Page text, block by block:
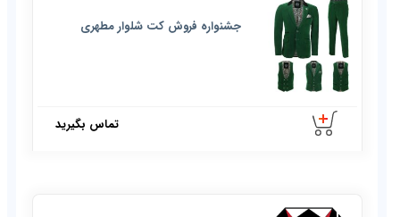
جشنواره فروش کت شلوار مطهری
تماس بگیرید